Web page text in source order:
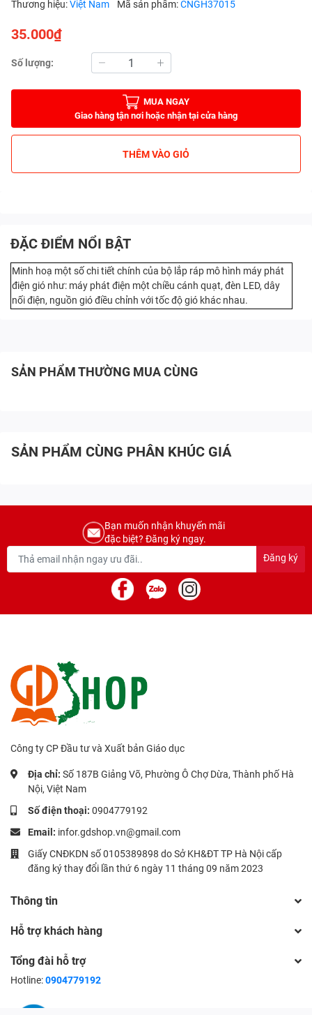
Thương hiệu:Việt Nam Mã sản phẩm:CNGH37015
35.000₫
Số lượng:
MUA NGAY
Giao hàng tận nơi hoặc nhận tại cửa hàng
THÊM VÀO GIỎ
ĐẶC ĐIỂM NỔI BẬT
Minh hoạ một số chi tiết chính của bộ lắp ráp mô hình máy phát
điện gió như: máy phát điện một chiều cánh quạt, đèn LED, dây
nối điện, nguồn gió điều chỉnh với tốc độ gió khác nhau.
SẢN PHẨM THƯỜNG MUA CÙNG
SẢN PHẨM CÙNG PHÂN KHÚC GIÁ
Bạn muốn nhận khuyến mãi
đặc biệt? Đăng ký ngay.
Đăng ký
Công ty CP Đầu tư và Xuất bản Giáo dục
Địa chỉ: Số 187B Giảng Võ, Phường Ô Chợ Dừa, Thành phố Hà
Nội, Việt Nam
Số điện thoại: 0904779192
Email: infor.gdshop.vn@gmail.com
Giấy CNĐKDN số 0105389898 do Sở KH&ĐT TP Hà Nội cấp
đăng ký thay đổi lần thứ 6 ngày 11 tháng 09 năm 2023
Thông tin
Hỗ trợ khách hàng
Tổng đài hỗ trợ
Hotline:0904779192